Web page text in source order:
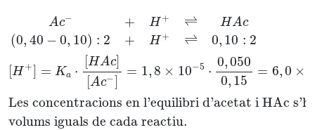
Ac− + H + ⇌ HAc
(0, 40 − 0, 10) : 2 + H + ⇌ 0, 10 : 2
H + = Ka ⋅
[HAc]
Ac−
= 1,8 × 10−5 ⋅
0,050
0, 15
= 6,0 ×
Les concentracions en l’equilibri d’acetat i HAc
volums iguals de cada reactiu.